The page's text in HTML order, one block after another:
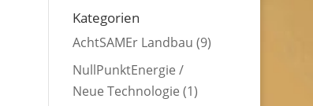
Kategorien
AchtSAMEr Landbau (9)
NullPunktEnergie /
Neue Technologie (1)